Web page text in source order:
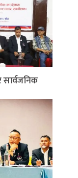
सार्वजनिक